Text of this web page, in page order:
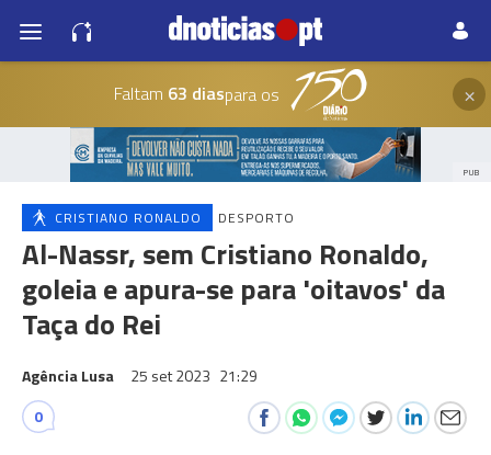
Faltam 63 diaspara os ×
PUB
CRISTIANO RONALDO DESPORTO
Al-Nassr, sem Cristiano Ronaldo,
goleia e apura-se para 'oitavos' da
Taça do Rei
Agência Lusa 25 set 2023 21:29
0